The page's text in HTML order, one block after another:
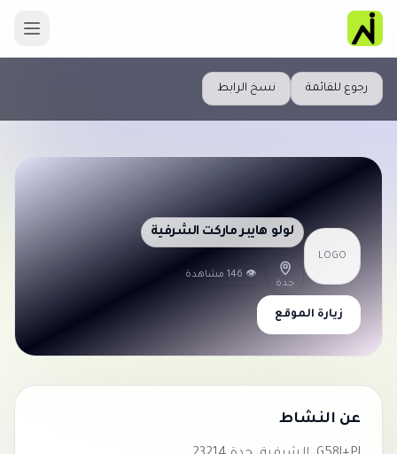
رجوع للقائمة نسخ الرابط
LOGO
لولو هايبر ماركت الشرفية
جدة
👁 146 مشاهدة
زيارة الموقع
عن النشاط